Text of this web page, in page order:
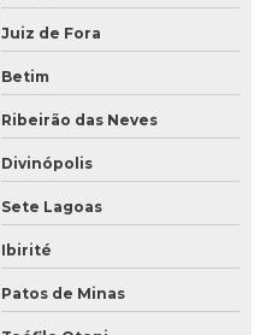
Juiz de Fora
Betim
Ribeirão das Neves
Divinópolis
Sete Lagoas
Ibirité
Patos de Minas